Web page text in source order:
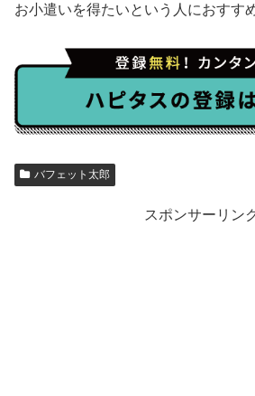
お小遣いを得たいという人におすす
バフェット太郎
スポンサーリン